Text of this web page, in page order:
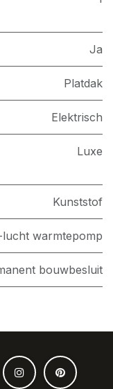
Ja
Platdak
Elektrisch
Luxe
Kunststof
warmtepomp
bouwbesluit